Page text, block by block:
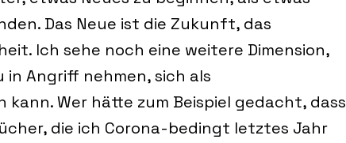
Das Neue ist die Zukunft, das
Ich sehe noch eine weitere Dimension,
in Angriff nehmen, sich als
Wer hätte zum Beispiel gedacht, dass
die ich Corona-bedingt letztes Jahr